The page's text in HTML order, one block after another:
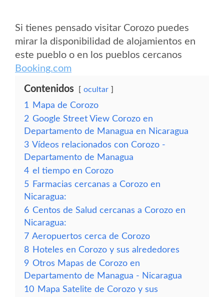
Si tienes pensado visitar Corozo puedes
mirar la disponibilidad de alojamientos en
este pueblo o en los pueblos cercanos
Booking.com
Contenidos ocultar
1
Mapa de Corozo
2 Google Street View Corozo en
Departamento de Managua en Nicaragua
3 Vídeos relacionados con Corozo -
Departamento de Managua
4 el tiempo en Corozo
5 Farmacias cercanas a Corozo en
Nicaragua:
6 Centos de Salud cercanas a Corozo en
Nicaragua:
7 Aeropuertos cerca de Corozo
8 Hoteles en Corozo y sus alrededores
9 Otros Mapas de Corozo en
Departamento de Managua - Nicaragua
10 Mapa Satelite de Corozo y sus